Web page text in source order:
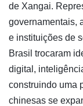
de Xangai.
governamentais,
e instituições de
Brasil trocaram
digital,
construindo uma
chinesas se